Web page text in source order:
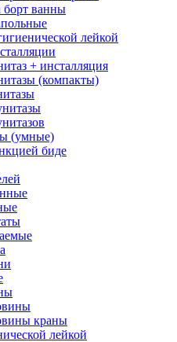
борт ванны
лейкой
+ инсталляция
(компакты)
(умные)
биде
краны
лейкой